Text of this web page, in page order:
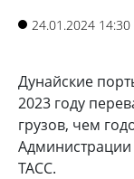
24.01.2024 14:30
Дунайские
2023 году
грузов, чем
ТАСС.